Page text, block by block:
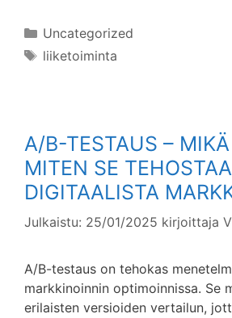
Kategoriat
Uncategorized
Avainsanat
liiketoiminta
A/B-TESTAUS –
MITEN SE TEHOSTAA
DIGITAALISTA
Julkaistu: 25/01/2025 kirjoittaja
A/B-testaus on tehokas
markkinoinnin optimoinnissa. Se
erilaisten versioiden vertailun,